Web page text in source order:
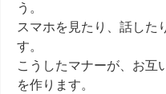
う。
スマホを見たり、話した
す。
こうしたマナーが、お互
を作ります。